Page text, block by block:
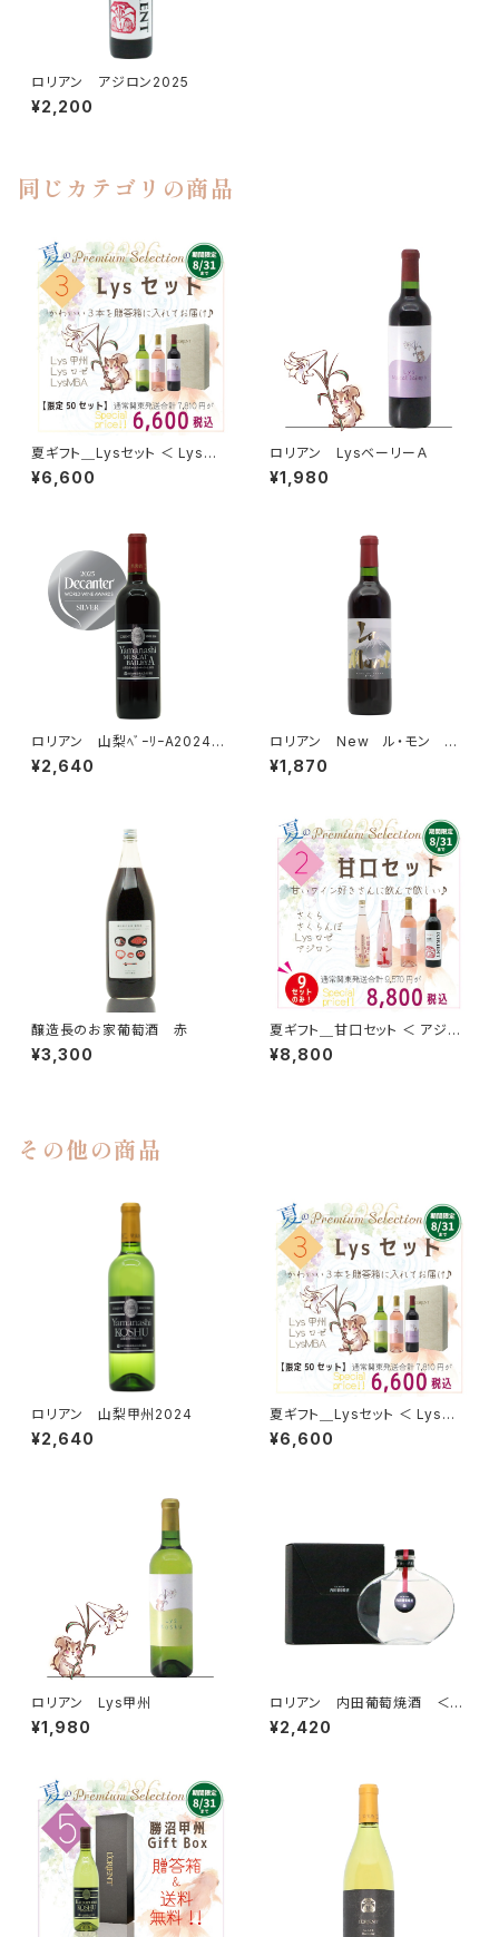
ロリアン アジロン2025
¥2,200
同じカテゴリの商品
夏ギフト＿Lysセット ＜ Lys甲
州 × Lysロゼ × LysベーリーA
＞
¥6,600
ロリアン LysベーリーＡ
¥1,980
ロリアン 山梨ﾍﾞｰﾘｰA2024
昼めし旅 で紹介された赤ワイ
ン！の新ヴィンテージ
¥2,640
ロリアン New ル・モン ＜
赤＞ 720ml
¥1,870
醸造長のお家葡萄酒 赤
¥3,300
夏ギフト＿甘口セット ＜ アジロ
ン2025 × Lysロゼ × さくらの
ワイン × さくらんぼのワイン ＞
¥8,800
その他の商品
ロリアン 山梨甲州2024
¥2,640
夏ギフト＿Lysセット ＜ Lys甲
州 × Lysロゼ × LysベーリーA
＞
¥6,600
ロリアン Lys甲州
¥1,980
ロリアン 内田葡萄焼酒 ＜ベ
ーリーA＞（ブランデー）
¥2,420